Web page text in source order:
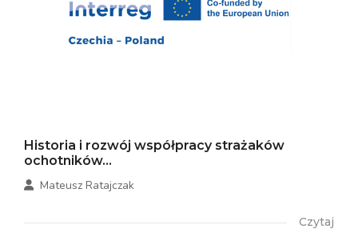
Historia i rozwój współpracy strażaków
ochotników...
Mateusz Ratajczak
Czytaj